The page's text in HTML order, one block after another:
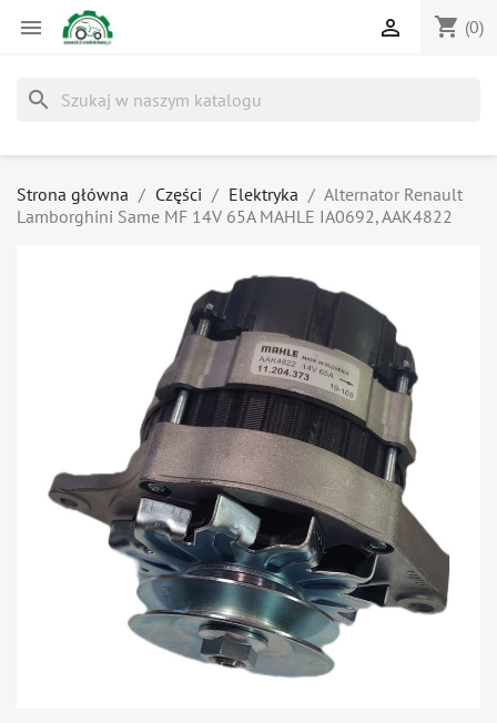
 shopping_cart (0)

search
Strona główna Części Elektryka
Alternator Renault
Lamborghini Same MF 14V 65A MAHLE IA0692, AAK4822